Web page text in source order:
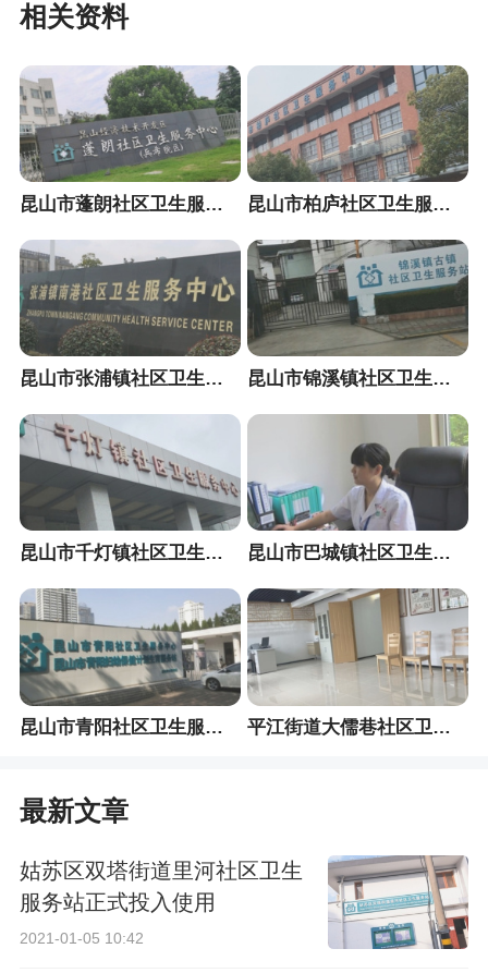
相关资料
昆山市蓬朗社区卫生服务中心（兵希院区） 昆山市柏庐社区卫生服务中心（同心院区）
昆山市张浦镇社区卫生服务中心（南港院区） 昆山市锦溪镇社区卫生服务中心
昆山市千灯镇社区卫生服务中心 昆山市巴城镇社区卫生服务中心
昆山市青阳社区卫生服务中心 平江街道大儒巷社区卫生服务站
最新文章
姑苏区双塔街道里河社区卫生
服务站正式投入使用
2021-01-05 10:42